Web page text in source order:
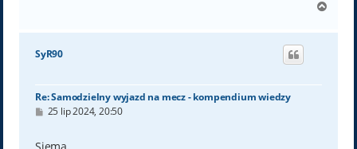
g
SyR90
Re: Samodzielny wyjazd na mecz - kompendium wiedzy
P
t
25 lip 2024, 20:50